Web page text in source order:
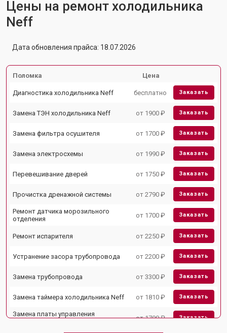
Цены на ремонт холодильника
Neff
Дата обновления прайса: 18.07.2026
Поломка Цена
Диагностика холодильника Neff бесплатно Заказать
Замена ТЭН холодильника Neff от 1900 ₽ Заказать
Замена фильтра осушителя от 1700 ₽ Заказать
Замена электросхемы от 1990 ₽ Заказать
Перевешивание дверей от 1750 ₽ Заказать
Прочистка дренажной системы от 2790 ₽ Заказать
Ремонт датчика морозильного
отделения
от 1700 ₽ Заказать
Ремонт испарителя от 2250 ₽ Заказать
Устранение засора трубопровода от 2200 ₽ Заказать
Замена трубопровода от 3300 ₽ Заказать
Замена таймера холодильника Neff от 1810 ₽ Заказать
Замена платы управления
от 1700 ₽ Заказать